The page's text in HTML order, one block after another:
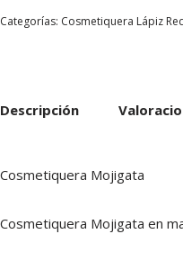
Categorías: Cosmetiquera Lápiz
Descripción
Cosmetiquera Mojigata
Cosmetiquera Mojigata en